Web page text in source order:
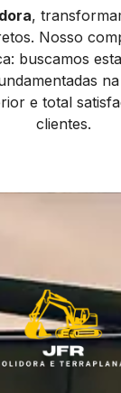
,
Nosso
buscamos
e total
clientes.